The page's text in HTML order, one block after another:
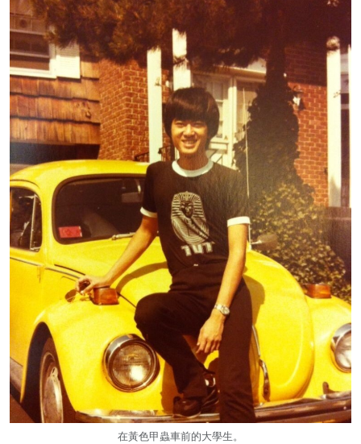
在黃色甲蟲車前的大學生。